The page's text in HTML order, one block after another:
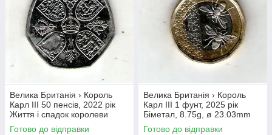
Велика Британія › Король
Карл III 50 пенсів, 2022 рік
Життя і спадок королеви
Єлизавети II №3967
Готово до відправки
Велика Британія › Король
Карл III 1 фунт, 2025 рік
Біметал, 8.75g, ø 23.03mm
№1948
Готово до відправки